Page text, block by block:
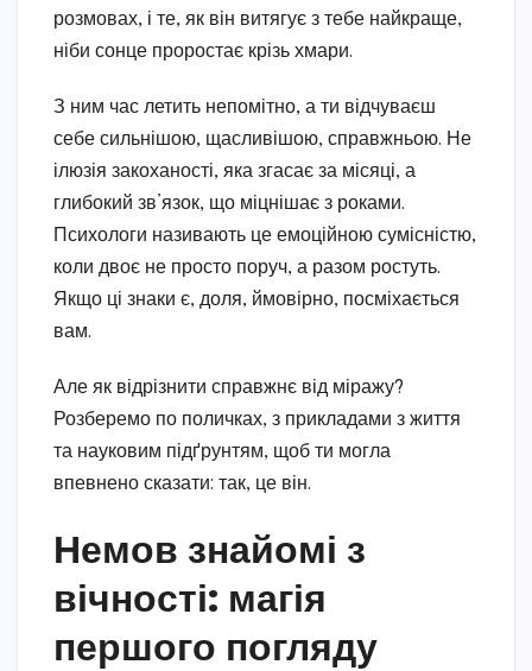
розмовах, і те, як він витягує з тебе найкраще,
ніби сонце проростає крізь хмари.
З ним час летить непомітно, а ти відчуваєш
себе сильнішою, щасливішою, справжньою. Не
ілюзія закоханості, яка згасає за місяці, а
глибокий зв’язок, що міцнішає з роками.
Психологи називають це емоційною сумісністю,
коли двоє не просто поруч, а разом ростуть.
Якщо ці знаки є, доля, ймовірно, посміхається
вам.
Але як відрізнити справжнє від міражу?
Розберемо по поличках, з прикладами з життя
та науковим підґрунтям, щоб ти могла
впевнено сказати: так, це він.
Немов знайомі з
вічності: магія
першого погляду